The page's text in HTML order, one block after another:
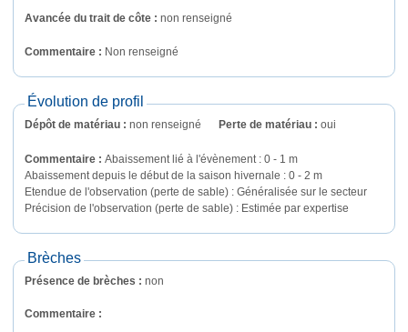
Avancée du trait de côte : non renseigné
Commentaire : Non renseigné
Évolution de profil
Dépôt de matériau : non renseigné Perte de matériau : oui
Commentaire : Abaissement lié à l'évènement : 0 - 1 m
Abaissement depuis le début de la saison hivernale : 0 - 2 m
Etendue de l'observation (perte de sable) : Généralisée sur le secteur
Précision de l'observation (perte de sable) : Estimée par expertise
Brèches
Présence de brèches : non
Commentaire :